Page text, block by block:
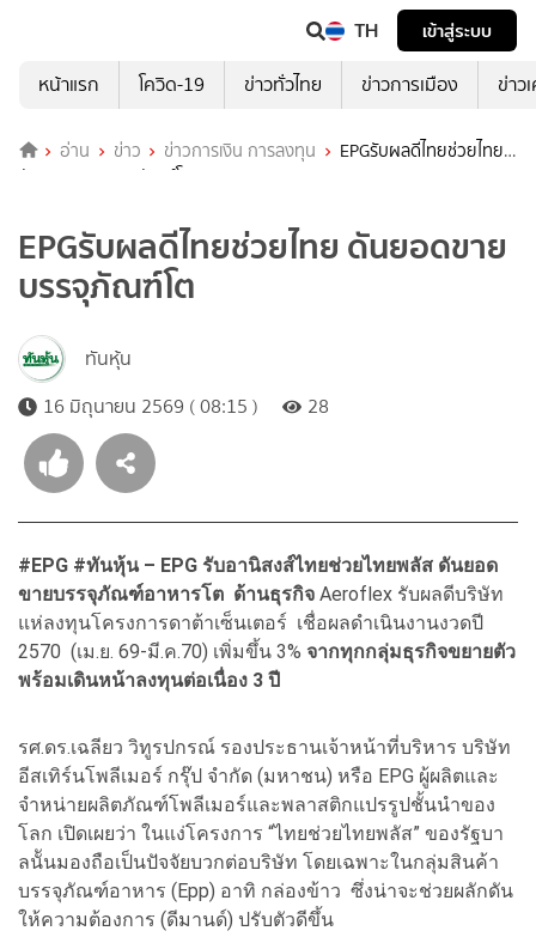
TH
เข้าสู่ระบบ
หน้าแรก
โควิด-19 ข่าวทั่วไทย ข่าวการเมือง ข่าว
อ่าน ข่าว ข่าวการเงิน การลงทุน
EPGรับผลดีไทยช่วยไทย
ดันยอดขายบรรจุภัณฑ์โต
EPGรับผลดีไทยช่วยไทย ดันยอดขาย
บรรจุภัณฑ์โต
ทันหุ้น
16 มิถุนายน 2569 ( 08:15 )
28
#EPG #ทันหุ้น – EPG รับอานิสงส์ไทยช่วยไทยพลัส ดันยอด
ขายบรรจุภัณฑ์อาหารโต ด้านธุรกิจ Aeroflex รับผลดีบริษัท
แห่ลงทุนโครงการดาต้าเซ็นเตอร์ เชื่อผลดำเนินงานงวดปี
2570 (เม.ย. 69-มี.ค.70) เพิ่มขึ้น 3% จากทุกกลุ่มธุรกิจขยายตัว
พร้อมเดินหน้าลงทุนต่อเนื่อง 3 ปี
รศ.ดร.เฉลียว วิทูรปกรณ์ รองประธานเจ้าหน้าที่บริหาร บริษัท
อีสเทิร์นโพลีเมอร์ กรุ๊ป จำกัด (มหาชน) หรือ EPG ผู้ผลิตและ
จำหน่ายผลิตภัณฑ์โพลีเมอร์และพลาสติกแปรรูปชั้นนำของ
โลก เปิดเผยว่า ในแง่โครงการ “ไทยช่วยไทยพลัส” ของรัฐบา
ลนัันมองถือเป็นปัจจัยบวกต่อบริษัท โดยเฉพาะในกลุ่มสินค้า
บรรจุภัณฑ์อาหาร (Epp) อาทิ กล่องข้าว ซึ่งน่าจะช่วยผลักดัน
ให้ความต้องการ (ดีมานด์) ปรับตัวดีขึ้น